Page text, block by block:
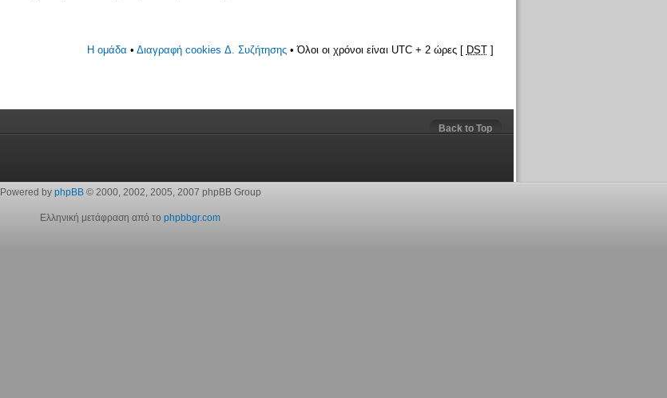
Η ομάδα • Διαγραφή cookies Δ. Συζήτησης• Όλοι οι χρόνοι είναι UTC + 2 ώρες [ DST]
Back to Top
Powered by phpBB© 2000, 2002, 2005, 2007 phpBB Group
Ελληνική μετάφραση από το phpbbgr.com